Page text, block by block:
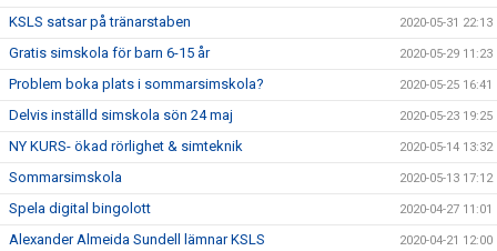
KSLS satsar på tränarstaben 2020-05-31 22:13
Gratis simskola för barn 6-15 år 2020-05-29 11:23
Problem boka plats i sommarsimskola? 2020-05-25 16:41
Delvis inställd simskola sön 24 maj 2020-05-23 19:25
NY KURS- ökad rörlighet & simteknik 2020-05-14 13:32
Sommarsimskola 2020-05-13 17:12
Spela digital bingolott 2020-04-27 11:01
Alexander Almeida Sundell lämnar KSLS 2020-04-21 12:00